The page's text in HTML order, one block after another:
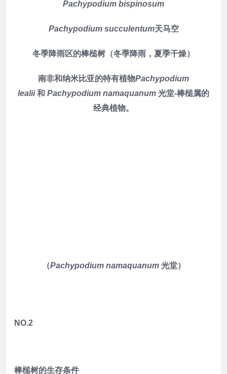
Pachypodium bispinosum
Pachypodium succulentum天马空
冬季降雨区的棒槌树（冬季降雨，夏季干燥）
南非和纳米比亚的特有植物Pachypodium
lealii和 Pachypodium namaquanum 光堂-棒槌属的
经典植物。
（Pachypodium namaquanum光堂）
NO.2
棒槌树的生存条件